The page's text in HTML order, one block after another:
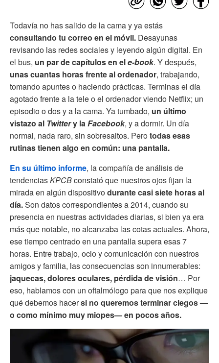
Todavía no has salido de la cama y ya estás
consultando tu correo en el móvil. Desayunas
revisando las redes sociales y leyendo algún digital. En
el bus, un par de capítulos en ele-book. Y después,
unas cuantas horas frente al ordenador, trabajando,
tomando apuntes o haciendo prácticas. Terminas el día
agotado frente a la tele o el ordenador viendo Netflix; un
episodio o dos y a la cama. Ya tumbado, un último
vistazo al Twittery laFacebook, y a dormir. Un día
normal, nada raro, sin sobresaltos. Perotodas esas
rutinas tienen algo en común: una pantalla.
En su último informe, la compañía de análisis de
tendenciasKPCBconstató que nuestros ojos fijan la
mirada en algún dispositivodurante casi siete horas al
día.Son datos correspondientes a 2014, cuando su
presencia en nuestras actividades diarias, si bien ya era
más que notable, no alcanzaba las cotas actuales. Ahora,
ese tiempo centrado en una pantalla supera esas 7
horas. Entre trabajo, ocio y comunicación con nuestros
amigos y familia, las consecuencias son innumerables:
jaquecas, dolores oculares, pérdida de visión… Por
eso, hablamos con un oftalmólogo para que nos explique
qué debemos hacersi no queremos terminar ciegos —
o como mínimo muy miopes— en pocos años.